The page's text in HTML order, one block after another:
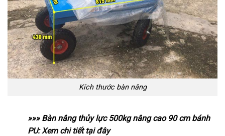
Kích thước bàn nâng
»»» Bàn nâng thủy lực 500kg nâng cao 90 cm bánh
PU:Xem chi tiết tại đây